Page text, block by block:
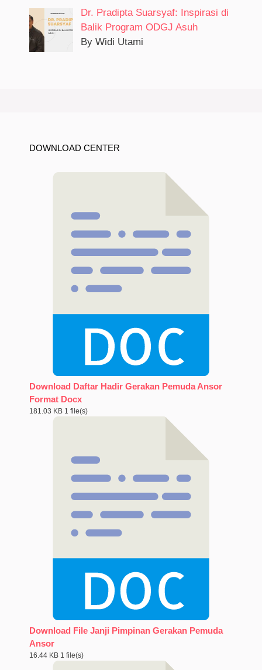
Dr. Pradipta Suarsyaf: Inspirasi di
Balik Program ODGJ Asuh
By Widi Utami
DOWNLOAD CENTER
Download Daftar Hadir Gerakan Pemuda Ansor
Format Docx
181.03 KB 1 file(s)
Download File Janji Pimpinan Gerakan Pemuda
Ansor
16.44 KB 1 file(s)